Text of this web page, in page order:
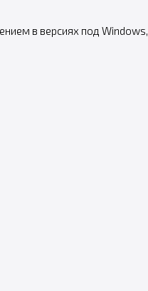
в версиях под Windows,